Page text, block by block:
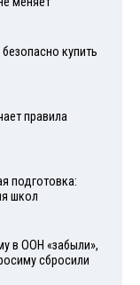
купить
правила
подготовка:
школ
в ООН «забыли»,
сбросили